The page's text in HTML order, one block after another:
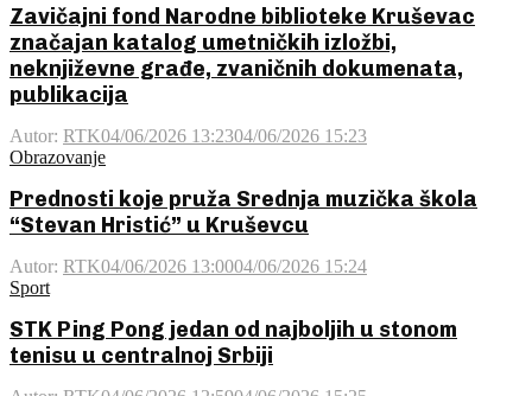
Zavičajni fond Narodne biblioteke Kruševac
značajan katalog umetničkih izložbi,
neknjiževne građe, zvaničnih dokumenata,
publikacija
Autor: RTK04/06/2026 13:2304/06/2026 15:23
Obrazovanje
Prednosti koje pruža Srednja muzička škola
“Stevan Hristić” u Kruševcu
Autor: RTK04/06/2026 13:0004/06/2026 15:24
Sport
STK Ping Pong jedan od najboljih u stonom
tenisu u centralnoj Srbiji